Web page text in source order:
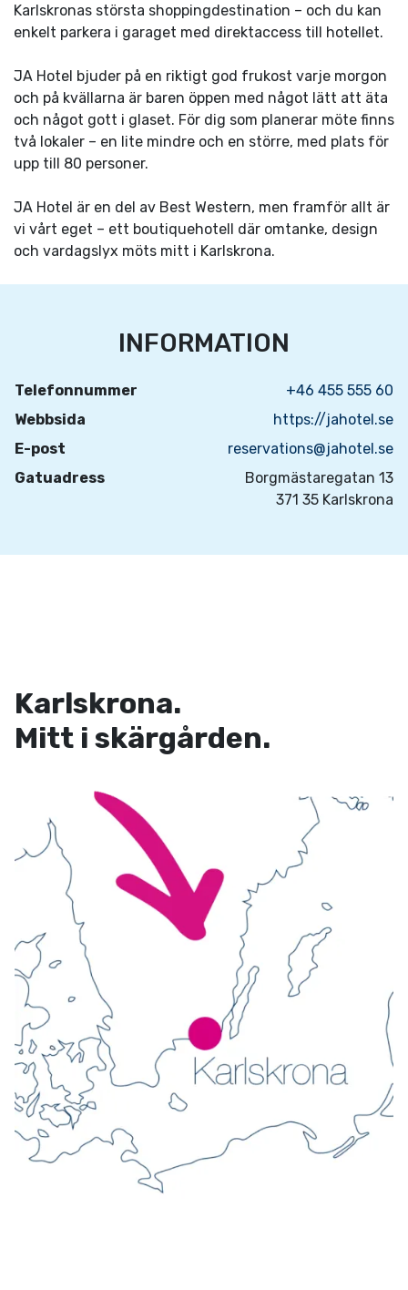
Karlskronas största shoppingdestination – och du kan
enkelt parkera i garaget med direktaccess till hotellet.
JA Hotel bjuder på en riktigt god frukost varje morgon
och på kvällarna är baren öppen med något lätt att äta
och något gott i glaset. För dig som planerar möte finns
två lokaler – en lite mindre och en större, med plats för
upp till 80 personer.
JA Hotel är en del av Best Western, men framför allt är
vi vårt eget – ett boutiquehotell där omtanke, design
och vardagslyx möts mitt i Karlskrona.
INFORMATION
Telefonnummer
+46 455 555 60
Webbsida
https://jahotel.se
E-post
reservations@jahotel.se
Gatuadress
Borgmästaregatan 13
371 35 Karlskrona
Karlskrona.
Mitt i skärgården.